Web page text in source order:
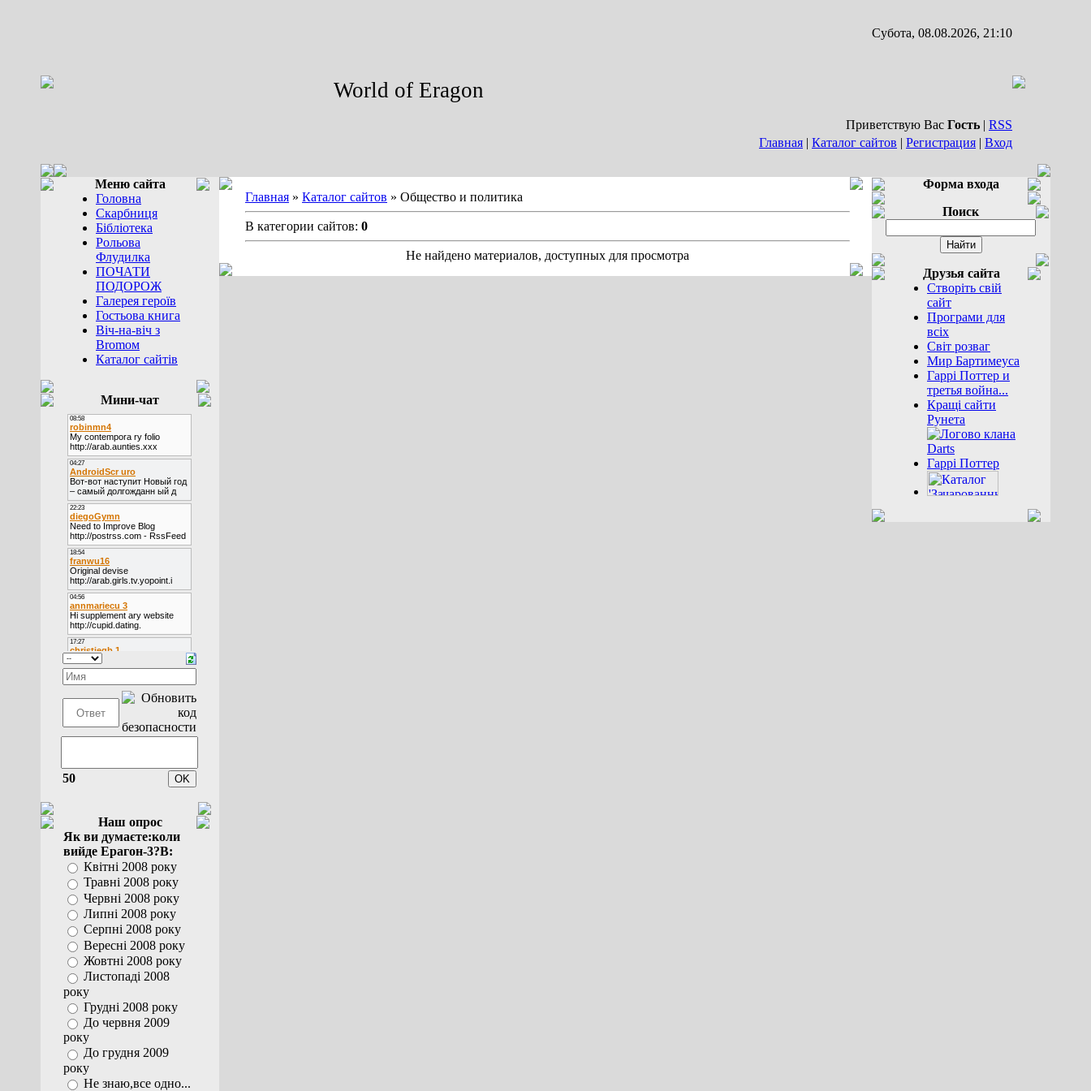
Субота, 08.08.2026, 21:10
World of Eragon
Приветствую Вас Гость | RSS
Главная | Каталог сайтов | Регистрация | Вход
Меню сайта
Головна
Скарбниця
Бібліотека
Рольова
Флудилка
ПОЧАТИ
ПОДОРОЖ
Галерея героїв
Гостьова книга
Віч-на-віч з
Bromом
Каталог сайтів
Мини-чат
50
Наш опрос
Як ви думаєте:коли
вийде Ерагон-3?В:
Квітні 2008 року
Травні 2008 року
Червні 2008 року
Липні 2008 року
Серпні 2008 року
Вересні 2008 року
Жовтні 2008 року
Листопаді 2008
року
Грудні 2008 року
До червня 2009
року
До грудня 2009
року
Не знаю,все одно...
Главная » Каталог сайтов » Общество и политика
В категории сайтов: 0
Не найдено материалов, доступных для просмотра
Форма входа
Поиск
Друзья сайта
Створіть свій
сайт
Програми для
всіх
Світ розваг
Мир Бартимеуса
Гаррі Поттер и
третья война...
Кращі сайти
Рунета
Гаррі Поттер